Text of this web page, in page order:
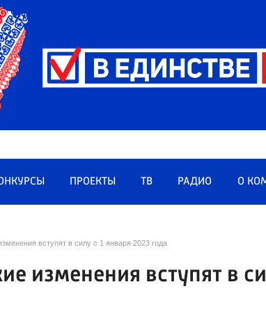
ПРОЕКТЫ ТВ РАДИО О
вступят в силу с 1 января 2023 года
изменения вступят в